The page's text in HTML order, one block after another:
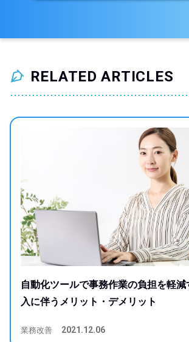
RELATED ARTICLES
自動化ツールで事務作業の負担を軽
入に伴うメリット・デメリット
業務改善 2021.12.06